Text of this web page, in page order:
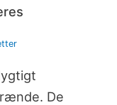
De